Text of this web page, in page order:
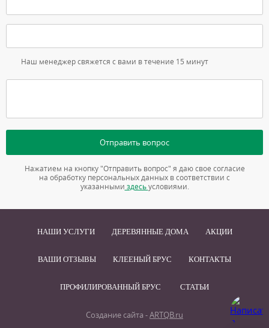
Наш менеджер свяжется с вами в течение 15 минут
Отправить вопрос
Нажатием на кнопку "Отправить вопрос" я даю свое согласие
на обработку персональных данных в соответствии с
указанными здесь условиями.
НАШИ УСЛУГИ ДЕРЕВЯННЫЕ ДОМА АКЦИИ
ВАШИ ОТЗЫВЫ КЛЕЕНЫЙ БРУС КОНТАКТЫ
ПРОФИЛИРОВАННЫЙ БРУС СТАТЬИ
Создание сайта -ARTQB.ru